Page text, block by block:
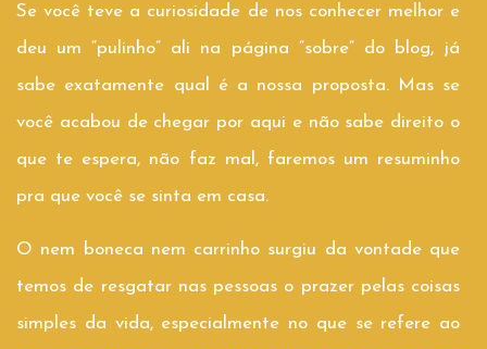
Se você teve a curiosidade de nos conhecer melhor e
deu um “pulinho” ali na página “sobre” do blog, já
sabe exatamente qual é a nossa proposta. Mas se
você acabou de chegar por aqui e não sabe direito o
que te espera, não faz mal, faremos um resuminho
pra que você se sinta em casa.
O nem boneca nem carrinho surgiu da vontade que
temos de resgatar nas pessoas o prazer pelas coisas
simples da vida, especialmente no que se refere ao